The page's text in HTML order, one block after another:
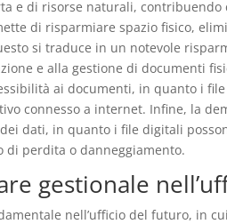
e di risorse naturali, contribuendo
di risparmiare spazio fisico,
si traduce in un notevole
e alla gestione di documenti
ai documenti, in quanto i
connesso a internet. Infine, la
dati, in quanto i file digitali
di perdita o danneggiamento.
gestionale
nell’ufficio del futuro, in